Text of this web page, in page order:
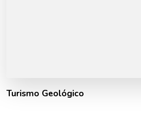
Turismo Geológico